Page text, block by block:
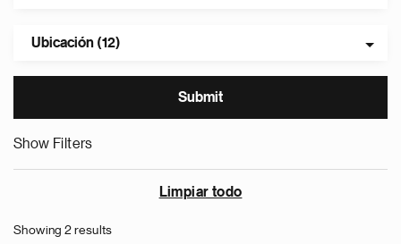
Ubicación (12)
Show Filters
Limpiar todo
Showing 2 results